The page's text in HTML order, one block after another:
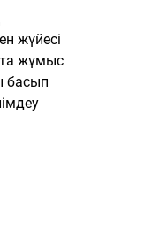
жүйесі
жұмыс
басып